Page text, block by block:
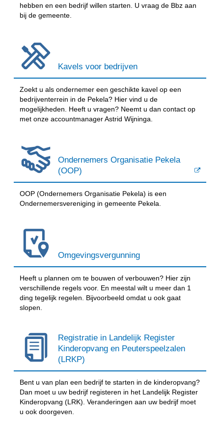
hebben en een bedrijf willen starten. U vraag de Bbz aan
bij de gemeente.
Kavels voor bedrijven
Zoekt u als ondernemer een geschikte kavel op een
bedrijventerrein in de Pekela? Hier vind u de
mogelijkheden. Heeft u vragen? Neemt u dan contact op
met onze accountmanager Astrid Wijninga.
Ondernemers Organisatie Pekela
(OOP)
OOP (Ondernemers Organisatie Pekela) is een
Ondernemersvereniging in gemeente Pekela.
Omgevingsvergunning
Heeft u plannen om te bouwen of verbouwen? Hier zijn
verschillende regels voor. En meestal wilt u meer dan 1
ding tegelijk regelen. Bijvoorbeeld omdat u ook gaat
slopen.
Registratie in Landelijk Register
Kinderopvang en Peuterspeelzalen
(LRKP)
Bent u van plan een bedrijf te starten in de kinderopvang?
Dan moet u uw bedrijf registeren in het Landelijk Register
Kinderopvang (LRK). Veranderingen aan uw bedrijf moet
u ook doorgeven.